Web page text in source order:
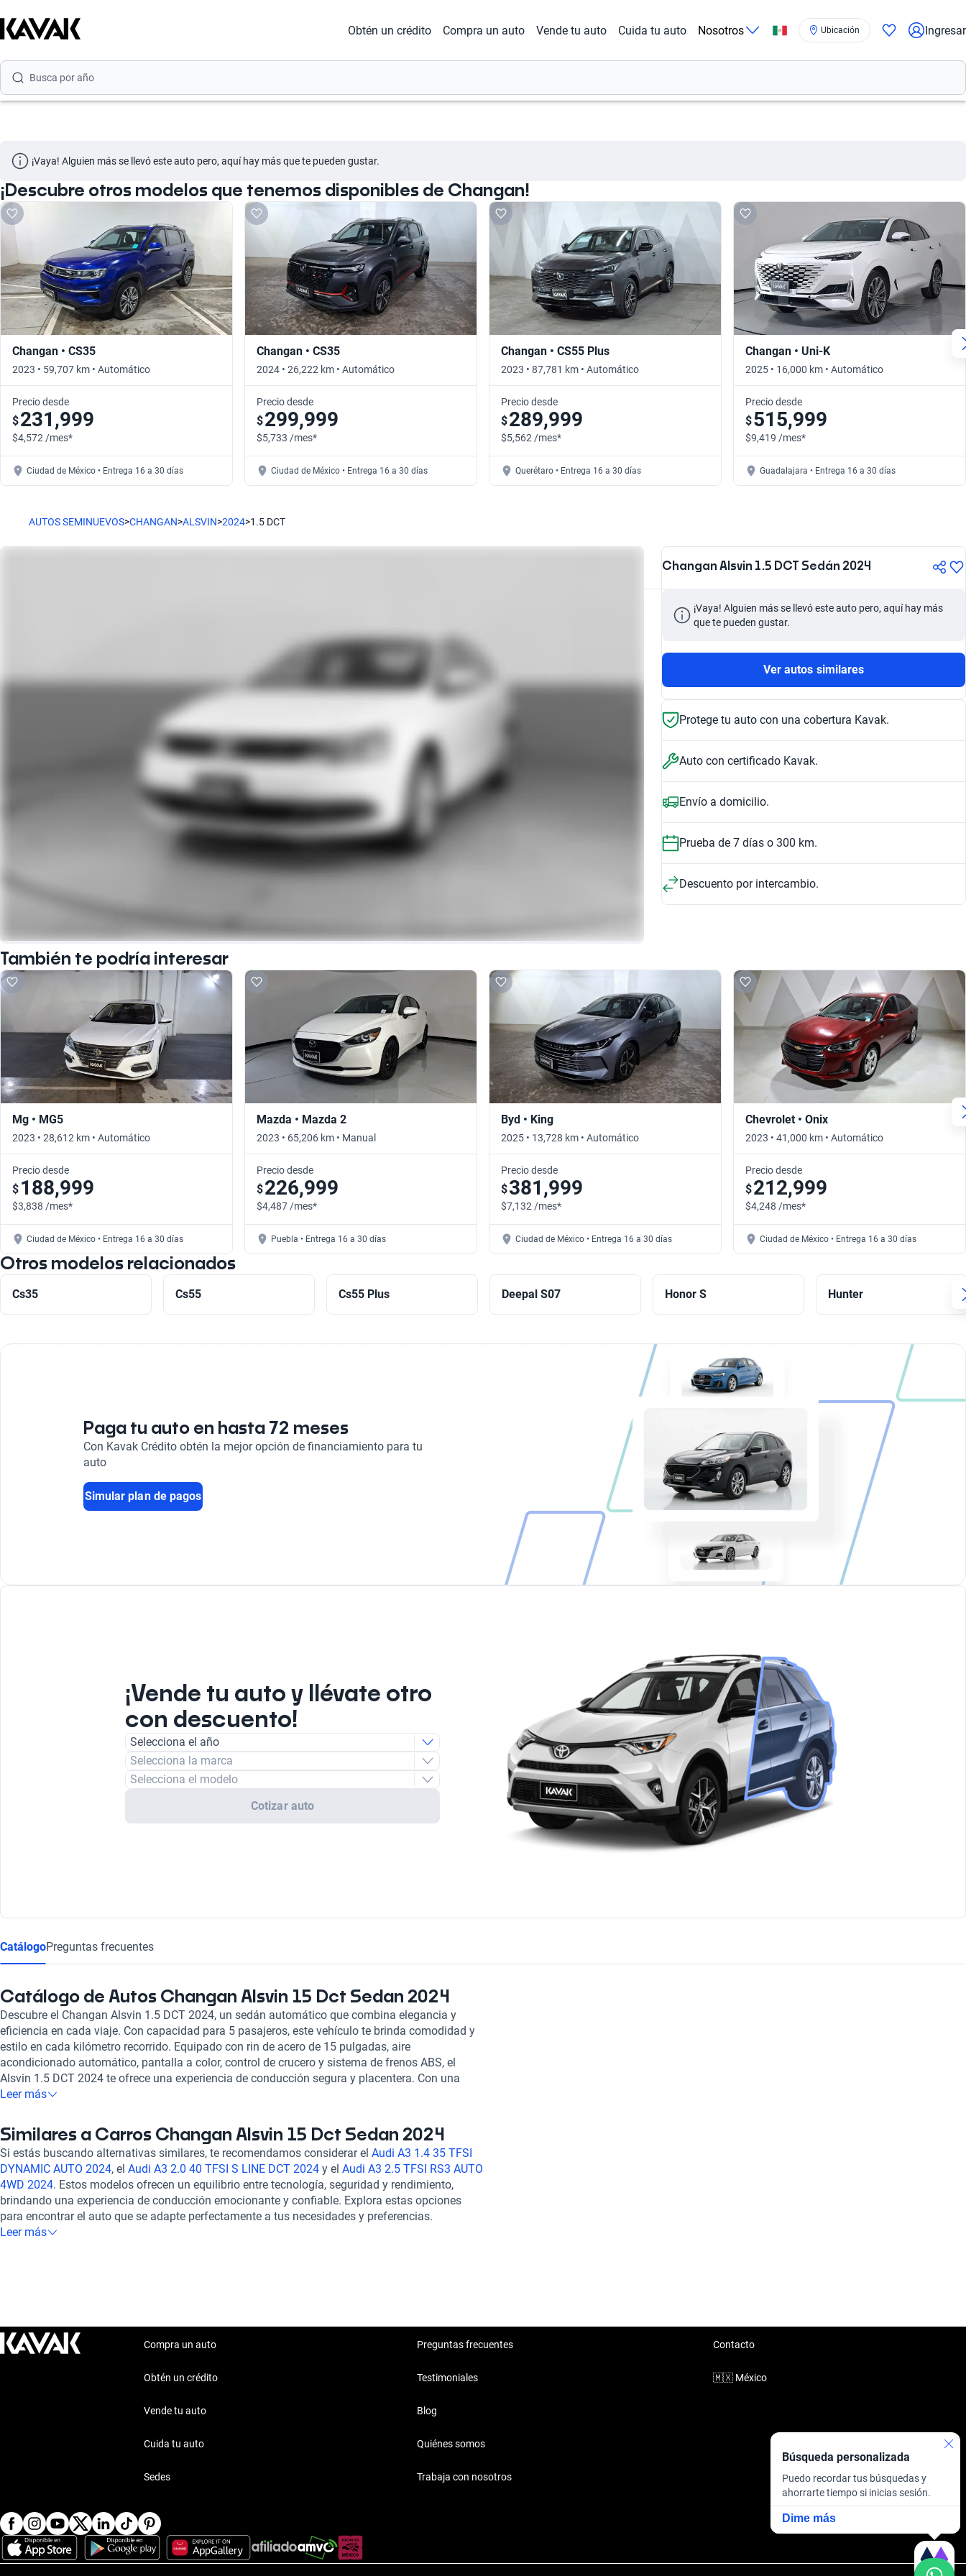
Obtén un crédito Compra un auto Vende tu auto Cuida tu auto Nosotros Ubicación Ingresar
Busca por año
¡Vaya! Alguien más se llevó este auto pero, aquí hay más que te pueden gustar.
¡Descubre otros modelos que tenemos disponibles de Changan!
Changan • CS35
2023 • 59,707 km • Automático
Precio desde
$231,999
$4,572 /mes*
Ciudad de México • Entrega 16 a 30 días
Changan • CS35
2024 • 26,222 km • Automático
Precio desde
$299,999
$5,733 /mes*
Ciudad de México • Entrega 16 a 30 días
Changan • CS55 Plus
2023 • 87,781 km • Automático
Precio desde
$289,999
$5,562 /mes*
Querétaro • Entrega 16 a 30 días
Changan • Uni-K
2025 • 16,000 km • Automático
Precio desde
$515,999
$9,419 /mes*
Guadalajara • Entrega 16 a 30 días
AUTOS SEMINUEVOS>CHANGAN>ALSVIN>2024>1.5 DCT
Changan Alsvin 1.5 DCT Sedán 2024
¡Vaya! Alguien más se llevó este auto pero, aquí hay más
que te pueden gustar.
Ver autos similares
Protege tu auto con una cobertura Kavak.
Auto con certificado Kavak.
Envío a domicilio.
Prueba de 7 días o 300 km.
Descuento por intercambio.
También te podría interesar
Mg • MG5
2023 • 28,612 km • Automático
Precio desde
$ 188,999
$3,838 /mes*
Ciudad de México • Entrega 16 a 30 días
Mazda • Mazda 2
2023 • 65,206 km • Manual
Precio desde
$226,999
$4,487 /mes*
Puebla • Entrega 16 a 30 días
Byd • King
2025 • 13,728 km • Automático
Precio desde
$381,999
$7,132 /mes*
Ciudad de México • Entrega 16 a 30 días
Chevrolet • Onix
2023 • 41,000 km • Automático
Precio desde
$212,999
$4,248 /mes*
Ciudad de México • Entrega 16 a 30 días
Otros modelos relacionados
Cs35 Cs55 Cs55 Plus Deepal S07 Honor S Hunter
Paga tu auto en hasta 72 meses
Con Kavak Crédito obtén la mejor opción de financiamiento para tu
auto
Simular plan de pagos
¡Vende tu auto y llévate otro
con descuento!
Selecciona el año
Selecciona la marca
Selecciona el modelo
Cotizar auto
CatálogoPreguntas frecuentes
Catálogo de Autos Changan Alsvin 15 Dct Sedan 2024
Descubre el Changan Alsvin 1.5 DCT 2024, un sedán automático que combina elegancia y
eficiencia en cada viaje. Con capacidad para 5 pasajeros, este vehículo te brinda comodidad y
estilo en cada kilómetro recorrido. Equipado con rin de acero de 15 pulgadas, aire
acondicionado automático, pantalla a color, control de crucero y sistema de frenos ABS, el
Alsvin 1.5 DCT 2024 te ofrece una experiencia de conducción segura y placentera. Con una
calificación destacada en consumo de combustible y características de confort, este automóvil
Experimenta la innovación y calidad que solo Changan puede ofrecerte. ¡Haz tuyo el Changan
Alsvin 1.5 DCT 2024 y disfruta de la carretera con estilo y confianza!
Leer más
Similares a Carros Changan Alsvin 15 Dct Sedan 2024
Si estás buscando alternativas similares, te recomendamos considerar el Audi A3 1.4 35 TFSI
DYNAMIC AUTO 2024, el Audi A3 2.0 40 TFSI S LINE DCT 2024 y el Audi A3 2.5 TFSI RS3 AUTO
4WD 2024. Estos modelos ofrecen un equilibrio entre tecnología, seguridad y rendimiento,
brindando una experiencia de conducción emocionante y confiable. Explora estas opciones
para encontrar el auto que se adapte perfectamente a tus necesidades y preferencias.
¡Descubre más sobre estos autos en nuestra sección de preguntas frecuentes sobre autos
Leer más
Búsqueda personalizada
Puedo recordar tus búsquedas y
ahorrarte tiempo si inicias sesión.
Dime más
Compra un auto
Obtén un crédito
Vende tu auto
Cuida tu auto
Sedes
Preguntas frecuentes
Testimoniales
Blog
Quiénes somos
Trabaja con nosotros
Contacto
🇲🇽 México